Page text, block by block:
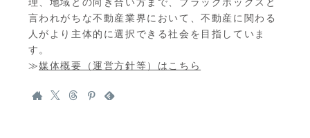
言われがちな不動産業界において、不動産に関わる
人がより主体的に選択できる社会を目指していま
す。
≫媒体概要（運営方針等）はこちら